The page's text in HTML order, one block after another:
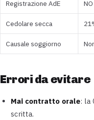
Registrazione AdE
Cedolare secca
Causale soggiorno
Errori da evitare
Mai contratto orale: la
scritta.